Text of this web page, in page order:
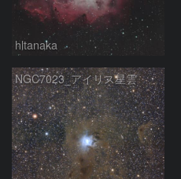
hltanaka
NGC7023_アイリス星雲